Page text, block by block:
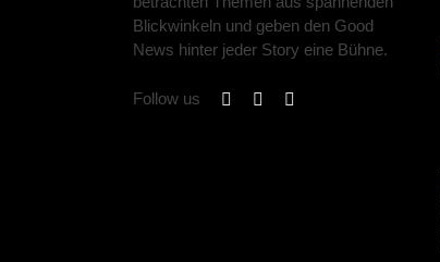
Blickwinkeln und geben den Good
News hinter jeder Story eine Bühne.
Follow us